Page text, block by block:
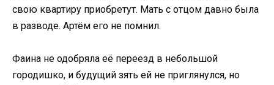
свою квартиру приобретут. Мать с отцом давно была
в разводе. Артём его не помнил.
Фаина не одобряла её переезд в небольшой
городишко, и будущий зять ей не приглянулся, но